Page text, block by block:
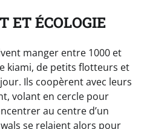
ET ÉCOLOGIE
manger entre 1000 et
kiami, de petits flotteurs et
Ils coopèrent avec leurs
volant en cercle pour
au centre d’un
se relaient alors pour